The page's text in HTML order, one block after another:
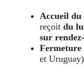
Accueil
reçoit du
sur
Fermeture
et